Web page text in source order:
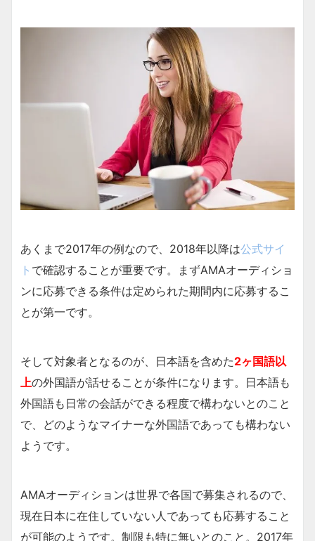
あくまで2017年の例なので、2018年以降は公式サイ
ト で確認することが重要です。まずAMAオーディショ
ンに応募できる条件は定められた期間内に応募するこ
とが第一です。
そして対象者となるのが、日本語を含めた2ヶ国語以
上の外国語が話せることが条件になります。日本語も
外国語も日常の会話ができる程度で構わないとのこと
で、どのようなマイナーな外国語であっても構わない
ようです。
AMAオーディションは世界で各国で募集されるので、
現在日本に在住していない人であっても応募すること
が可能のようです。制限も特に無いとのこと。2017年